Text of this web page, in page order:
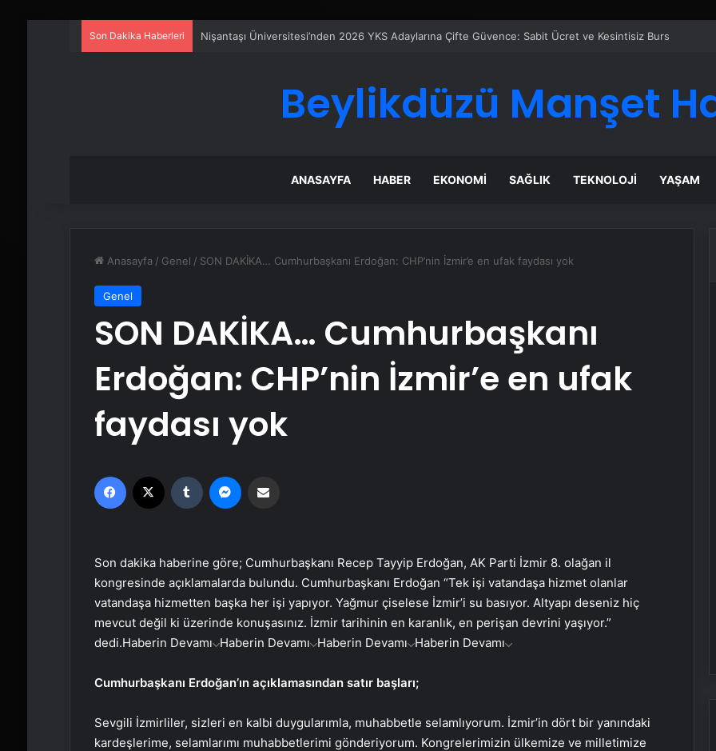
Son Dakika Haberleri Ankara rent a car
Beylikdüzü Manşet
ANASAYFA HABER EKONOMI SAĞLIK TEKNOLOJI YAŞAM
Anasayfa / Genel / SON DAKİKA… Cumhurbaşkanı Erdoğan: CHP’nin İzmir’e en ufak faydası yok
Genel
SON DAKİKA… Cumhurbaşkanı
Erdoğan: CHP’nin İzmir’e en ufak
faydası yok
Facebook Tumblr
Son dakika haberine göre; Cumhurbaşkanı Recep Tayyip Erdoğan, AK Parti İzmir 8. olağan il
kongresinde açıklamalarda bulundu. Cumhurbaşkanı Erdoğan “Tek işi vatandaşa hizmet olanlar
vatandaşa hizmetten başka her işi yapıyor. Yağmur çiselese İzmir’i su basıyor. Altyapı deseniz hiç
mevcut değil ki üzerinde konuşasınız. İzmir tarihinin en karanlık, en perişan devrini yaşıyor.”
dedi.Haberin Devamı Haberin Devamı Haberin Devamı Haberin Devamı
Cumhurbaşkanı Erdoğan’ın açıklamasından satır başları;
Sevgili İzmirliler, sizleri en kalbi duygularımla, muhabbetle selamlıyorum. İzmir’in dört bir yanındaki
kardeşlerime, selamlarımı muhabbetlerimi gönderiyorum. Kongrelerimizin ülkemize ve milletimize